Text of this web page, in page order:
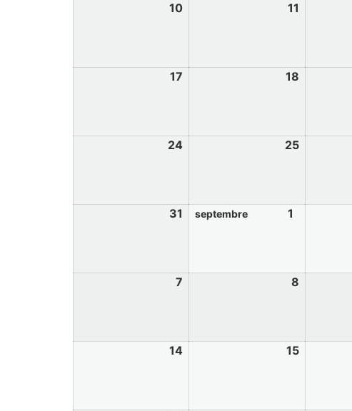
10 11
17 18
24 25
31 septembre 1
7 8
14 15